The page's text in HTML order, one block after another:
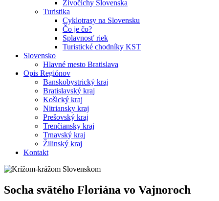
Živočíchy Slovenska
Turistika
Cyklotrasy na Slovensku
Čo je čo?
Splavnosť riek
Turistické chodníky KST
Slovensko
Hlavné mesto Bratislava
Opis Regiónov
Banskobystrický kraj
Bratislavský kraj
Košický kraj
Nitriansky kraj
Prešovský kraj
Trenčiansky kraj
Trnavský kraj
Žilinský kraj
Kontakt
Socha svätého Floriána vo Vajnoroch